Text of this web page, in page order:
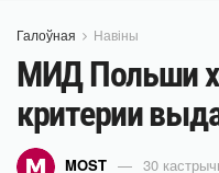
Галоўная Навіны
МИД Польши
критерии
MOST 30